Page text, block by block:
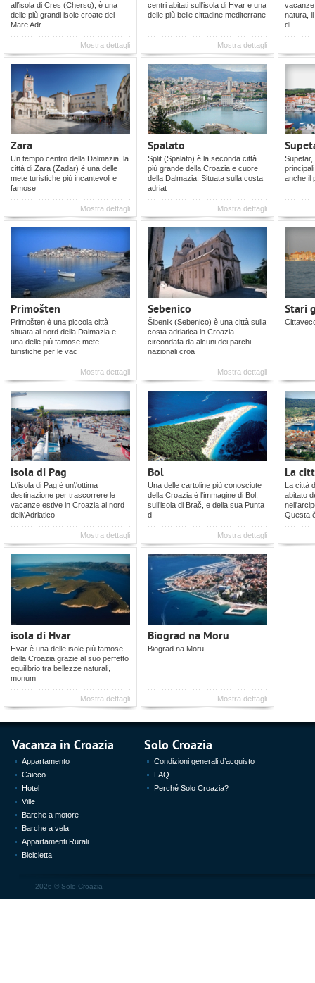
all’isola di Cres (Cherso), è una
delle più grandi isole croate del
Mare Adr
Mostra dettagli
centri abitati sull'isola di Hvar e una
delle più belle cittadine mediterrane
Mostra dettagli
natura,
di
Zara
Un tempo centro della Dalmazia, la
città di Zara (Zadar) è una delle
mete turistiche più incantevoli e
famose
Mostra dettagli
Spalato
Split (Spalato) è la seconda città
più grande della Croazia e cuore
della Dalmazia. Situata sulla costa
adriat
Mostra dettagli
Supetar,
anche il
Primošten
Primošten è una piccola città
situata al nord della Dalmazia e
una delle più famose mete
turistiche per le vac
Mostra dettagli
Sebenico
Šibenik (Sebenico) è una città sulla
costa adriatica in Croazia
circondata da alcuni dei parchi
nazionali croa
Mostra dettagli
Stari
isola di Pag
L\'isola di Pag è un\'ottima
destinazione per trascorrere le
vacanze estive in Croazia al nord
dell\'Adriatico
Mostra dettagli
Bol
Una delle cartoline più conosciute
della Croazia è l'immagine di Bol,
sull’isola di Brač, e della sua Punta
d
Mostra dettagli
La
La città
abitato
Questa
isola di Hvar
Hvar è una delle isole più famose
della Croazia grazie al suo perfetto
equilibrio tra bellezze naturali,
monum
Mostra dettagli
Biograd na Moru
Biograd na Moru
Mostra dettagli
Vacanza in Croazia
Appartamento
Caicco
Hotel
Ville
Barche a motore
Barche a vela
Appartamenti Rurali
Bicicletta
Solo Croazia
Condizioni generali d’acquisto
FAQ
Perché Solo Croazia?
2026 © Solo Croazia